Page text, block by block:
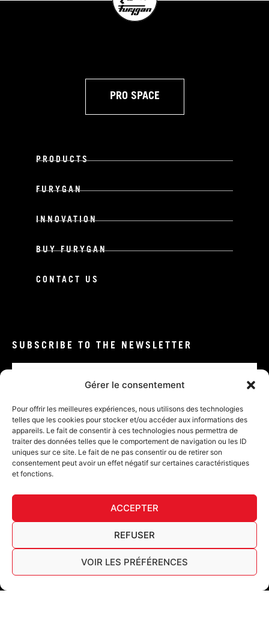
Gérer le consentement
Pour offrir les meilleures expériences, nous utilisons des technologies
telles que les cookies pour stocker et/ou accéder aux informations des
appareils. Le fait de consentir à ces technologies nous permettra de
traiter des données telles que le comportement de navigation ou les ID
uniques sur ce site. Le fait de ne pas consentir ou de retirer son
consentement peut avoir un effet négatif sur certaines caractéristiques
et fonctions.
ACCEPTER
REFUSER
VOIR LES PRÉFÉRENCES
PRO SPACE
PRODUCTS
FURYGAN
INNOVATION
BUY FURYGAN
CONTACT US
SUBSCRIBE TO THE NEWSLETTER
Email
FURY TIPS